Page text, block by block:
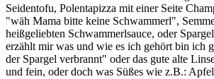
Seidentofu, Polentapizza mit einer Seite
"wäh Mama bitte keine Schwammerl",
heißgeliebten Schwammerlsauce, oder
erzählt mir was und wie es ich gehört bin ich
der Spargel verbrannt" oder das gute alte
und fein, oder doch was Süßes wie z.B.: